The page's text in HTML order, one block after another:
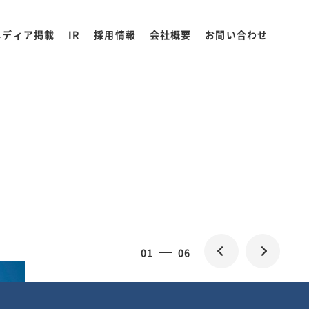
ィア掲載 IR 採用情報 会社概要 お問い合わせ
01 06